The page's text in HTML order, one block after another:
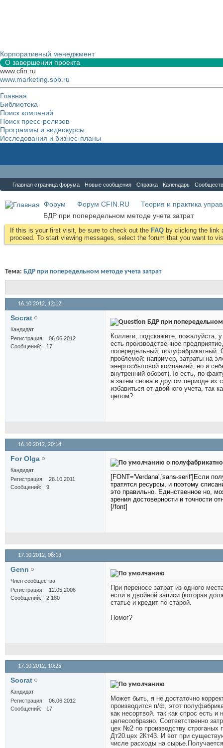
Корпоративный менеджмент
О завершении проекта
www.cfin.ru
www.marketing.spb.ru
Главная
Библиотека
Поиск компаний
Поиск пресс-релизов
Программы и видеокурсы
Исследования и бизнес-планы
Главная страница форума Новые сообщения Справка Календарь
Форум Форум CFIN.RU
Теория и практика
БДР при попередельном методе учета затрат
If this is your first visit, be sure to check out the FAQ by clicking the link
proceed. To start viewing messages, select the forum that you want to
Тема: БДР при попередельном методе учета затрат
16.10.2012, 12:12
Socrat
Кандидат
Регистрация
06.06.2012
Сообщений
17
БДР при попередельном
Коллеги, подскажите, пожалуйста,
есть производственное
попередельный, полуфабрикатный.
проблемой: например, затраты на
энергосбытовой компанией, но и
внутренний оборот).То есть, по
а затем снова в другом периоде их
избавиться от двойного учета, так
целом?
16.10.2012, 20:14
For Olga
Кандидат
Регистрация
28.10.2011
Сообщений
9
о
[FONT='Verdana','sans-serif']Если
тратятся ресурсы, и поэтому
это правильно. Единственное но,
зрения достоверности и точности
[/font]
17.10.2012, 08:13
Genn
Член сообщества
Регистрация
12.05.2006
Сообщений
2,180
При переносе затрат из одного
если в двойной записи (которая
статье и кредит по старой.
Помог?
17.10.2012, 10:25
Socrat
Кандидат
Регистрация
06.06.2012
Сообщений
17
Может быть, я не достаточно
производится п/ф, этот
как несортвой. так как спрос есть
целесообразно. Соответственно
цех №2 по производству строганых
Дт20.цех 2Кт43. И вот при
числе расходы на